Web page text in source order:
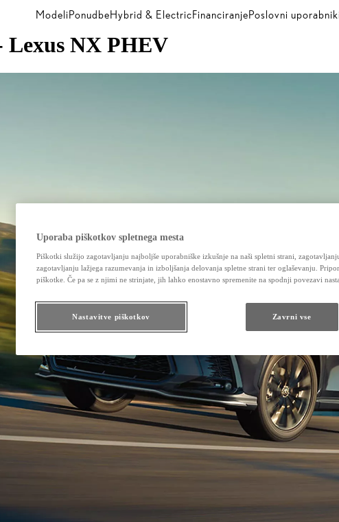
ModeliPonudbeHybrid & ElectricFinanciranjePoslovni uporabniki
Lexus NX PHEV
Uporaba piškotkov spletnega mesta
Piškotki služijo zagotavljanju najboljše uporabniške izkušnje na naši spletni strani,
zagotavljanju lažjega razumevanja in izboljšanja delovanja spletne strani ter oglaševanju.
piškotke. Če pa se z njimi ne strinjate, jih lahko enostavno spremenite na spodnji povezavi
Nastavitve piškotkov Zavrni vse